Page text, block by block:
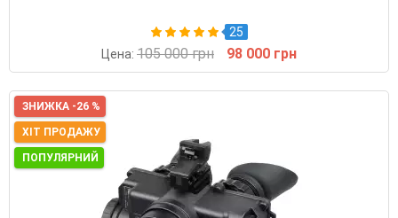
25
Цена: 105 000 грн 98 000 грн
ЗНИЖКА -26 %
ХІТ ПРОДАЖУ
ПОПУЛЯРНИЙ